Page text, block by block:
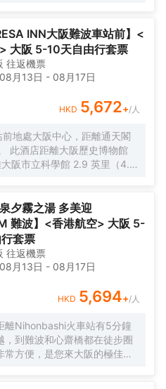
INN大阪難波車站前】<
大阪 5-10天自由行套票
往返機票
08月13日 - 08月17日
HKD 5,672+/人
地處大阪中心，距離通天閣
此酒店距離大阪歷史博物館
阪市立科學館 2.9 英里（4.7
24 小時前台服務和多語言服
液晶電視；您定能在旅途中找
被和高檔床上用品。提供免
友保持聯繫；另提供有線頻
備淋浴/盆浴組合的浴室提供浸
泉夕霧之湯 多美迎
難波】<香港航空> 大阪 5-
套票
往返機票
08月13日 - 08月17日
HKD 5,694+/人
離Nihonbashi火車站有5分鐘
，到難波和心齋橋都在徒步圈
方便，是您來大阪的極佳選